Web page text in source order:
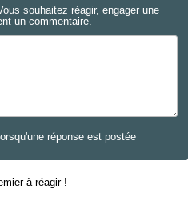
souhaitez réagir, engager une
un commentaire.
réponse est postée
à réagir !